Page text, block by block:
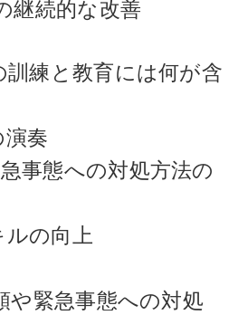
継続的な改善
訓練と教育には何が含
奏
事態への対処方法の
の向上
や緊急事態への対処